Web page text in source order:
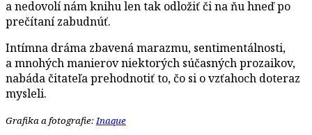
a nedovolí nám knihu len tak odložiť či na ňu hneď po
prečítaní zabudnúť.
Intímna dráma zbavená marazmu, sentimentálnosti,
a mnohých manierov niektorých súčasných prozaikov,
nabáda čitateľa prehodnotiť to, čo si o vzťahoch doteraz
mysleli.
Grafika a fotografie:Inaque